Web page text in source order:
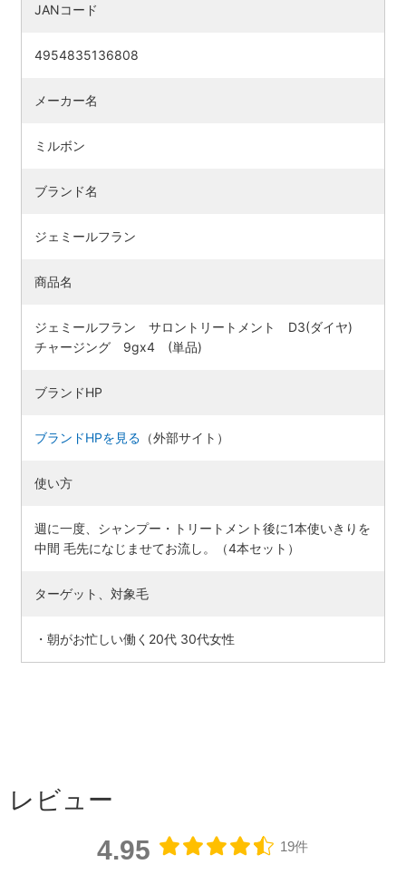
JANコード
4954835136808
メーカー名
ミルボン
ブランド名
ジェミールフラン
商品名
ジェミールフラン サロントリートメント D3(ダイヤ)
チャージング 9gx4 (単品)
ブランドHP
ブランドHPを見る （外部サイト）
使い方
週に一度、シャンプー・トリートメント後に1本使いきりを
中間 毛先になじませてお流し。（4本セット）
ターゲット、対象毛
・朝がお忙しい働く20代 30代女性
レビュー
4.95 19件